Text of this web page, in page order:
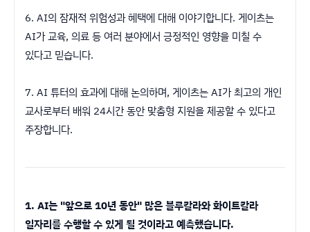
6. AI의 잠재적 위험성과 혜택에 대해 이야기합니다. 게이츠는
AI가 교육, 의료 등 여러 분야에서 긍정적인 영향을 미칠 수
있다고 믿습니다.
7. AI 튜터의 효과에 대해 논의하며, 게이츠는 AI가 최고의 개인
교사로부터 배워 24시간 동안 맞춤형 지원을 제공할 수 있다고
주장합니다.
1. AI는 "앞으로 10년 동안" 많은 블루칼라와 화이트칼라
일자리를 수행할 수 있게 될 것이라고 예측했습니다.